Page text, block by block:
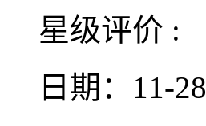
星级评价 :
日期：11-28